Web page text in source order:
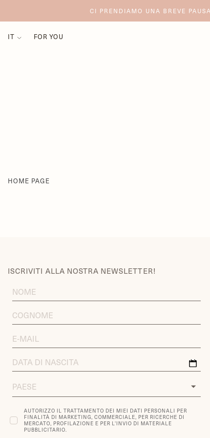
CI PRENDIAMO UNA BREVE
IT FOR YOU
HOME PAGE
ISCRIVITI ALLA NOSTRA NEWSLETTER!
FIRST
NAME
LAST
NAME
EMAIL
ADDRESS
DATA
DI
AUTORIZZO IL TRATTAMENTO DEI MIEI DATI PERSONALI PER
FINALITÀ DI MARKETING, COMMERCIALE, PER RICERCHE DI
MERCATO, PROFILAZIONE E PER L'INVIO DI MATERIALE
PUBBLICITARIO.